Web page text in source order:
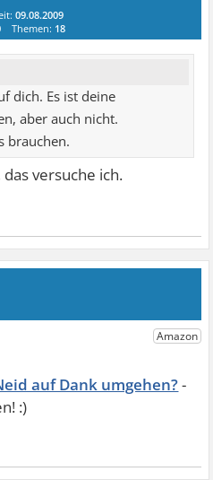
09.08.2009
Themen: 18
dich. Es ist deine
aber auch nicht.
brauchen.
das versuche ich.
auf Dank umgehen?